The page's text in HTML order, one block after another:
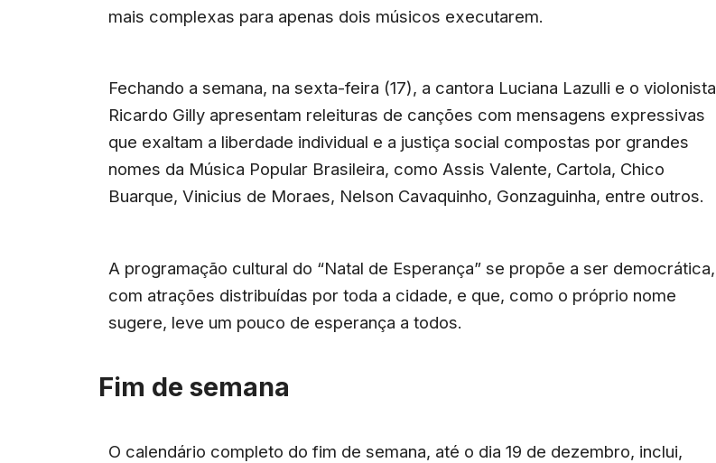
mais complexas para apenas dois músicos executarem.
Fechando a semana, na sexta-feira (17), a cantora Luciana Lazulli e o violonista
Ricardo Gilly apresentam releituras de canções com mensagens expressivas
que exaltam a liberdade individual e a justiça social compostas por grandes
nomes da Música Popular Brasileira, como Assis Valente, Cartola, Chico
Buarque, Vinicius de Moraes, Nelson Cavaquinho, Gonzaguinha, entre outros.
A programação cultural do “Natal de Esperança” se propõe a ser democrática,
com atrações distribuídas por toda a cidade, e que, como o próprio nome
sugere, leve um pouco de esperança a todos.
Fim de semana
O calendário completo do fim de semana, até o dia 19 de dezembro, inclui,